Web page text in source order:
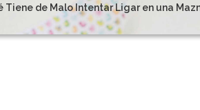
Tiene de Malo Intentar Ligar en una